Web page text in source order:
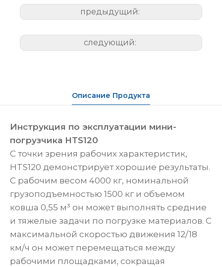
предыдущий:
следующий:
Описание Продукта
Инструкция по эксплуатации мини-
погрузчика HTS120
С точки зрения рабочих характеристик,
HTS120 демонстрирует хорошие результаты.
С рабочим весом 4000 кг, номинальной
грузоподъемностью 1500 кг и объемом
ковша 0,55 м³ он может выполнять средние
и тяжелые задачи по погрузке материалов. С
максимальной скоростью движения 12/18
км/ч он может перемещаться между
рабочими площадками, сокращая